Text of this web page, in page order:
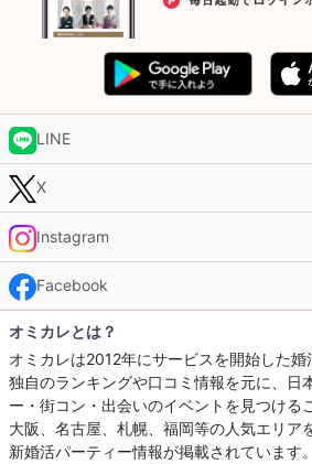
LINE
X
Instagram
Facebook
オミカレとは？
オミカレは2012年にサービスを開始した婚
独自のランキングや口コミ情報を元に、日
ー・街コン・出会いのイベントを見つける
大阪、名古屋、札幌、福岡等の人気エリア
新婚活パーティー情報が掲載されています